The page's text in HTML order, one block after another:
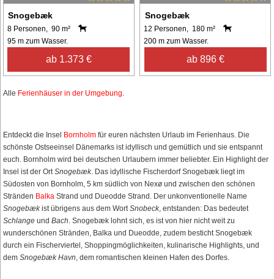
Snogebæk
8 Personen, 90 m²
95 m zum Wasser.
ab 1.373 €
Snogebæk
12 Personen, 180 m²
200 m zum Wasser.
ab 896 €
Alle Ferienhäuser in der Umgebung.
Entdeckt die Insel Bornholm für euren nächsten Urlaub im Ferienhaus. Die
schönste Ostseeinsel Dänemarks ist idyllisch und gemütlich und sie entspannt
euch. Bornholm wird bei deutschen Urlaubern immer beliebter. Ein Highlight der
Insel ist der OrtSnogebæk. Das idyllische Fischerdorf Snogebæk liegt im
Südosten von Bornholm, 5 km südlich von Nexø und zwischen den schönen
Stränden Balka Strand und Dueodde Strand. Der unkonventionelle Name
Snogebækist übrigens aus dem WortSnobeck, entstanden: Das bedeutet
Schlange und Bach. Snogebæk lohnt sich, es ist von hier nicht weit zu
wunderschönen Stränden, Balka und Dueodde, zudem besticht Snogebæk
durch ein Fischerviertel, Shoppingmöglichkeiten, kulinarische Highlights, und
dem Snogebæk Havn, dem romantischen kleinen Hafen des Dorfes.